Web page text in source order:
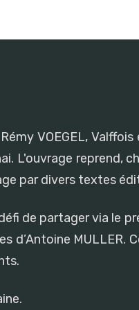
VOEGEL,
L'ouvrage reprend,
par divers textes
de partager via le
d’Antoine MULLER.